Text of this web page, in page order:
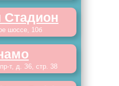
шоссе, 10б
т, д. З6, стр. 38